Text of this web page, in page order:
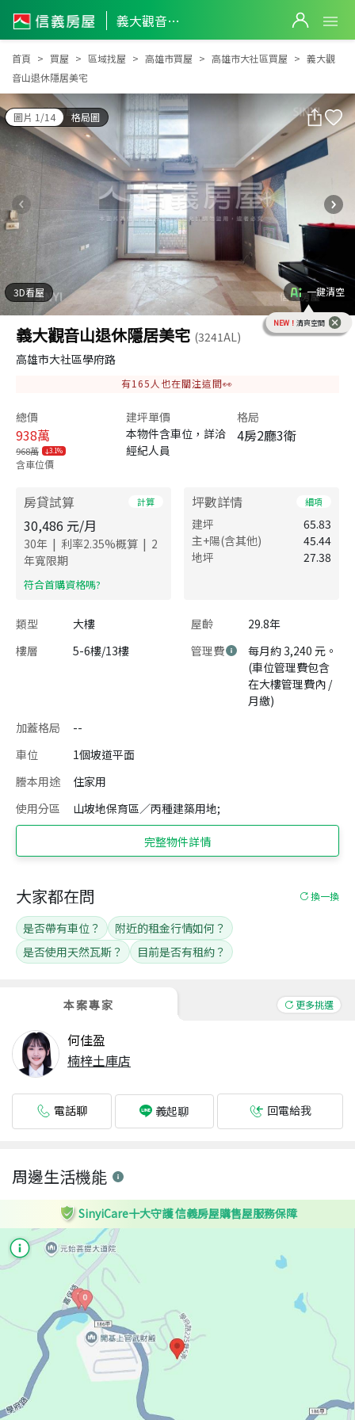
義大觀音山退休隱居美宅
義大觀音山退休隱居美宅
首頁 買屋 區域找屋 高雄市買屋 高雄市大社區買屋
義大觀
音山退休隱居美宅
圖片 1/14 格局圖
3D看屋 一鍵清空
NEW！ 清爽空間
義大觀音山退休隱居美宅 (3241AL)
高雄市大社區學府路
有165 人也在關注這間👀
總價
938萬
968萬 3.1%
含車位價
建坪單價
本物件含車位，詳洽
經紀人員
格局
4房2廳3衛
房貸試算 計算
30,486 元/月
30年 | 利率2.35%概算 | 2
年寬限期
​符合首購資格嗎?
坪數詳情 細項
建坪
65.83
主+陽(含其他)
45.44
地坪
27.38
類型 大樓 屋齡
29.8年
樓層
5-6樓/13樓 管理費
每月約 3,240 元。
(車位管理費包含
在大樓管理費內 /
月繳)
加蓋格局
--
車位
1個坡道平面
謄本用途
住家用
使用分區
山坡地保育區／丙種建築用地;
完整物件詳情
本案專家 更多挑選
何佳盈
楠梓土庫店
電話聊 義起聊 回電給我
大家都在問 換一換
是否帶有車位？
附近的租金行情如何？
是否使用天然瓦斯？
目前是否有租約？
周邊生活機能
SinyiCare十大守護 信義房屋購售屋服務保障